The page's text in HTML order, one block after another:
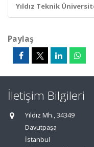
Yıldız Teknik
Paylaş
İletişim Bilgileri
Yıldız Mh., 34349
Davutpaşa
İstanbul